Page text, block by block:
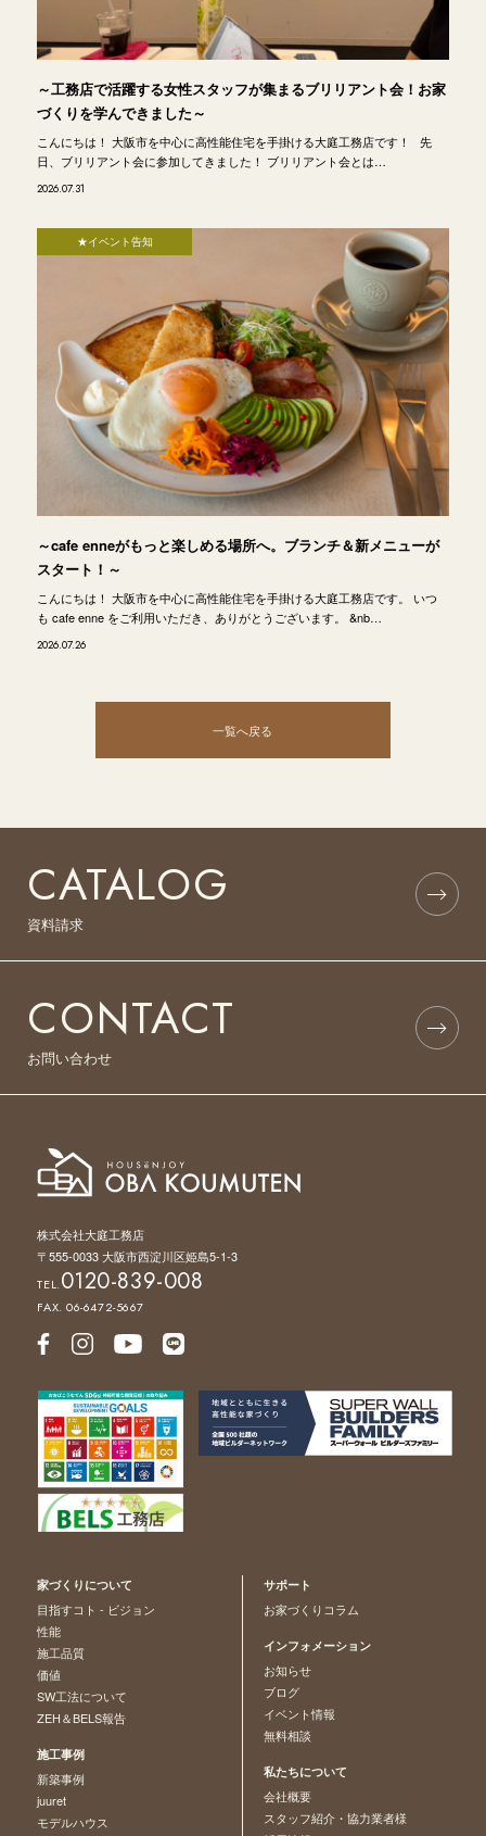
～工務店で活躍する女性スタッフが集まるブリリアント会！お家
づくりを学んできました～
こんにちは！ 大阪市を中心に高性能住宅を手掛ける大庭工務店です！ 先
日、ブリリアント会に参加してきました！ ブリリアント会とは…
2026.07.31
★イベント告知
～cafe enneがもっと楽しめる場所へ。ブランチ＆新メニューが
スタート！～
こんにちは！ 大阪市を中心に高性能住宅を手掛ける大庭工務店です。 いつ
も cafe enne をご利用いただき、ありがとうございます。 &nb…
2026.07.26
一覧へ戻る
CATALOG
資料請求
CONTACT
お問い合わせ
株式会社大庭工務店
〒555-0033 大阪市西淀川区姫島5-1-3
TEL.0120-839-008
FAX. 06-6472-5667
家づくりについて
目指すコト - ビジョン
性能
施工品質
価値
SW工法について
ZEH＆BELS報告
施工事例
新築事例
juuret
モデルハウス
サポート
お家づくりコラム
インフォメーション
お知らせ
ブログ
イベント情報
無料相談
私たちについて
会社概要
スタッフ紹介・協力業者様